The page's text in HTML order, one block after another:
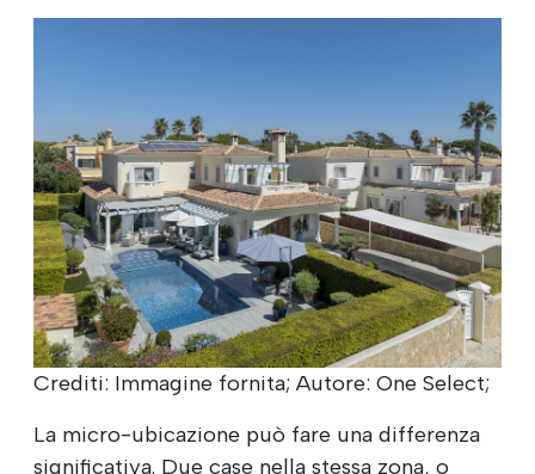
Crediti: Immagine fornita; Autore: One Select;
La micro-ubicazione può fare una differenza
significativa. Due case nella stessa zona, o